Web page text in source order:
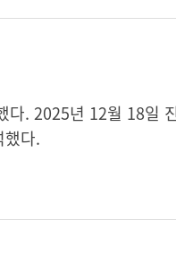
. 2025년 12월 18일
다.